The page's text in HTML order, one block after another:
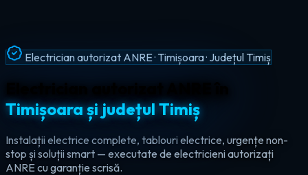
Intervenții Non-Stop · Urgențe Electrice · Timiș
Urgențe electrice non-stop în
județul Timiș
Ajungem la tine în maxim 60 de minute, oricând — ziua sau
noaptea. Electrician de urgență autorizat pentru Timișoara,
Lugoj, Deta și toate localitățile din Timiș.